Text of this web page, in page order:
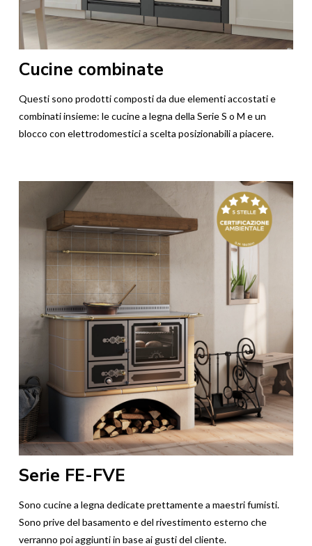
Cucine combinate
Questi sono prodotti composti da due elementi accostati e
combinati insieme: le cucine a legna della Serie S o M e un
blocco con elettrodomestici a scelta posizionabili a piacere.
Serie FE-FVE
Sono cucine a legna dedicate prettamente a maestri fumisti.
Sono prive del basamento e del rivestimento esterno che
verranno poi aggiunti in base ai gusti del cliente.